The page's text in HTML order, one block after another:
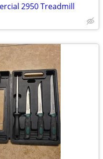
2950 Treadmill